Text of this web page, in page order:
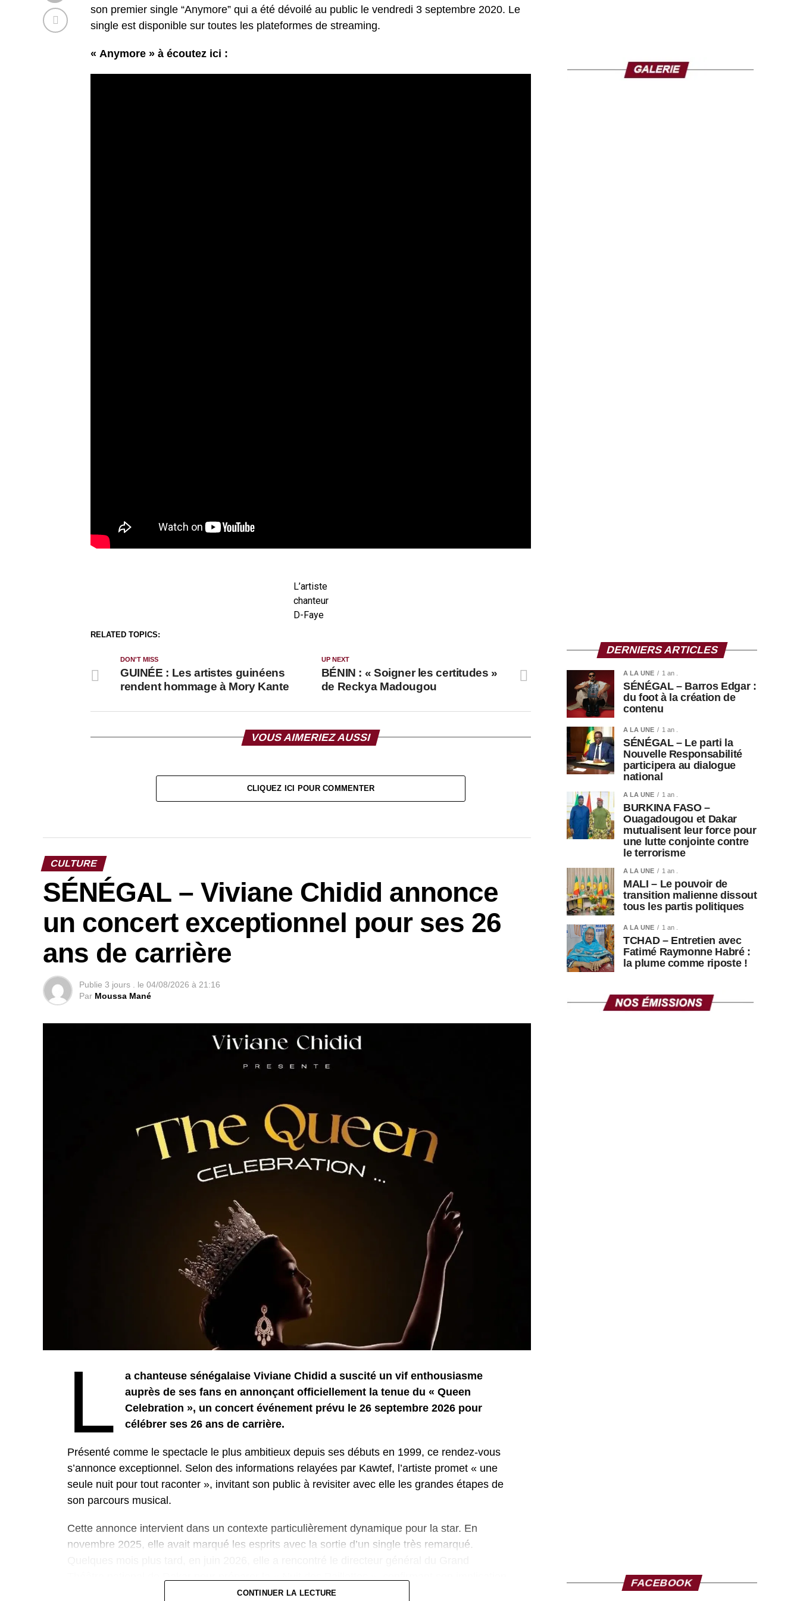
son premier single “Anymore” qui a été dévoilé au public le vendredi 3 septembre 2020. Le
single est disponible sur toutes les plateformes de streaming.
« Anymore » à écoutez ici :
L’artiste
chanteur
D-Faye
RELATED TOPICS:
UP NEXT
BÉNIN : « Soigner les certitudes »
de Reckya Madougou
DON'T MISS
GUINÉE : Les artistes guinéens
rendent hommage à Mory Kante
VOUS AIMERIEZ AUSSI
CLIQUEZ ICI POUR COMMENTER
CULTURE
SÉNÉGAL – Viviane Chidid annonce
un concert exceptionnel pour ses 26
ans de carrière
Publie 3 jours . le 04/08/2026 à 21:16
Par Moussa Mané
L
a chanteuse sénégalaise Viviane Chidid a suscité un vif enthousiasme
auprès de ses fans en annonçant officiellement la tenue du « Queen
Celebration », un concert événement prévu le 26 septembre 2026 pour
célébrer ses 26 ans de carrière.
Présenté comme le spectacle le plus ambitieux depuis ses débuts en 1999, ce rendez-vous
s’annonce exceptionnel. Selon des informations relayées par Kawtef, l’artiste promet « une
seule nuit pour tout raconter », invitant son public à revisiter avec elle les grandes étapes de
son parcours musical.
Cette annonce intervient dans un contexte particulièrement dynamique pour la star. En
novembre 2025, elle avait marqué les esprits avec la sortie d’un single très remarqué.
CONTINUER LA LECTURE
DERNIERS ARTICLES
A LA UNE 1 an .
SÉNÉGAL – Barros Edgar :
du foot à la création de
contenu
A LA UNE 1 an .
SÉNÉGAL – Le parti la
Nouvelle Responsabilité
participera au dialogue
national
A LA UNE 1 an .
BURKINA FASO –
Ouagadougou et Dakar
mutualisent leur force pour
une lutte conjointe contre
le terrorisme
A LA UNE 1 an .
MALI – Le pouvoir de
transition malienne dissout
tous les partis politiques
A LA UNE 1 an .
TCHAD – Entretien avec
Fatimé Raymonne Habré :
la plume comme riposte !
FACEBOOK